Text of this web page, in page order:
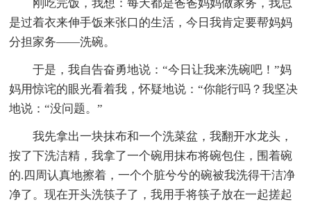
刚吃完饭，我想：每天都是爸爸妈妈做家务，我总
是过着衣来伸手饭来张口的生活，今日我肯定要帮妈妈
分担家务——洗碗。
于是，我自告奋勇地说：“今日让我来洗碗吧！”妈
妈用惊诧的眼光看着我，怀疑地说：“你能行吗？我坚决
地说：“没问题。”
我先拿出一块抹布和一个洗菜盆，我翻开水龙头，
按了下洗洁精，我拿了一个碗用抹布将碗包住，围着碗
的.四周认真地擦着，一个个脏兮兮的碗被我洗得干洁净
净了。现在开头洗筷子了，我用手将筷子放在一起搓起